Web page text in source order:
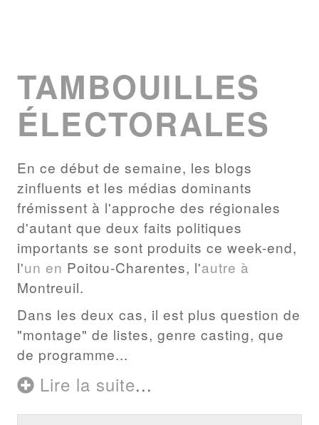
TAMBOUILLES
ÉLECTORALES
En ce début de semaine, les blogs
zinfluents et les médias dominants
frémissent à l'approche des régionales
d'autant que deux faits politiques
importants se sont produits ce week-end,
l'un en Poitou-Charentes, l'autre à
Montreuil.
Dans les deux cas, il est plus question de
"montage" de listes, genre casting, que
de programme...
Lire la suite...